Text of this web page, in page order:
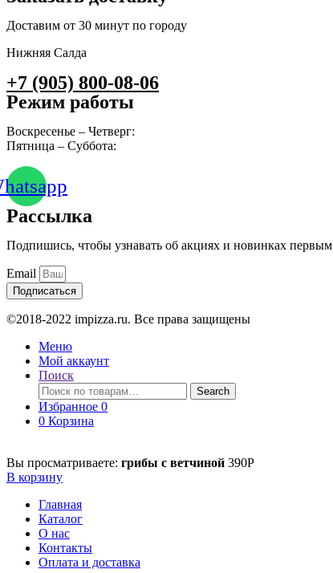
Доставим от 30 минут по городу
Нижняя Салда
+7 (905) 800-08-06
Режим работы
Воскресенье – Четверг:
Пятница – Суббота:
Рассылка
Подпишись, чтобы узнавать об акциях и новинках первым
Email
Подписаться
©2018-2022 impizza.ru. Все права защищены
Меню
Мой аккаунт
Поиск
Поиск
по:
Search
Избранное 0
0 Корзина
Вы просматриваете: грибы с ветчиной 390Р
В корзину
Главная
Каталог
О нас
Контакты
Оплата и доставка